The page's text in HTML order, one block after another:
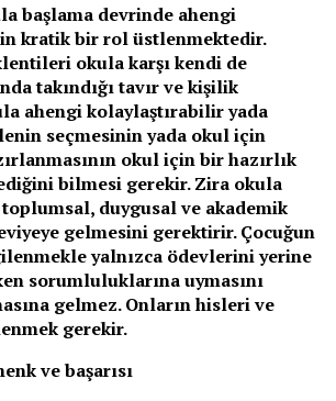
başlama devrinde ahengi
kratik bir rol üstlenmektedir.
okula karşı kendi de
takındığı tavır ve kişilik
ahengi kolaylaştırabilir yada
seçmesinin yada okul için
okul için bir hazırlık
bilmesi gerekir. Zira okula
duygusal ve akademik
gelmesini gerektirir. Çocuğun
yalnızca ödevlerini yerine
sorumluluklarına uymasını
gelmez. Onların hisleri ve
gerekir.
ve başarısı